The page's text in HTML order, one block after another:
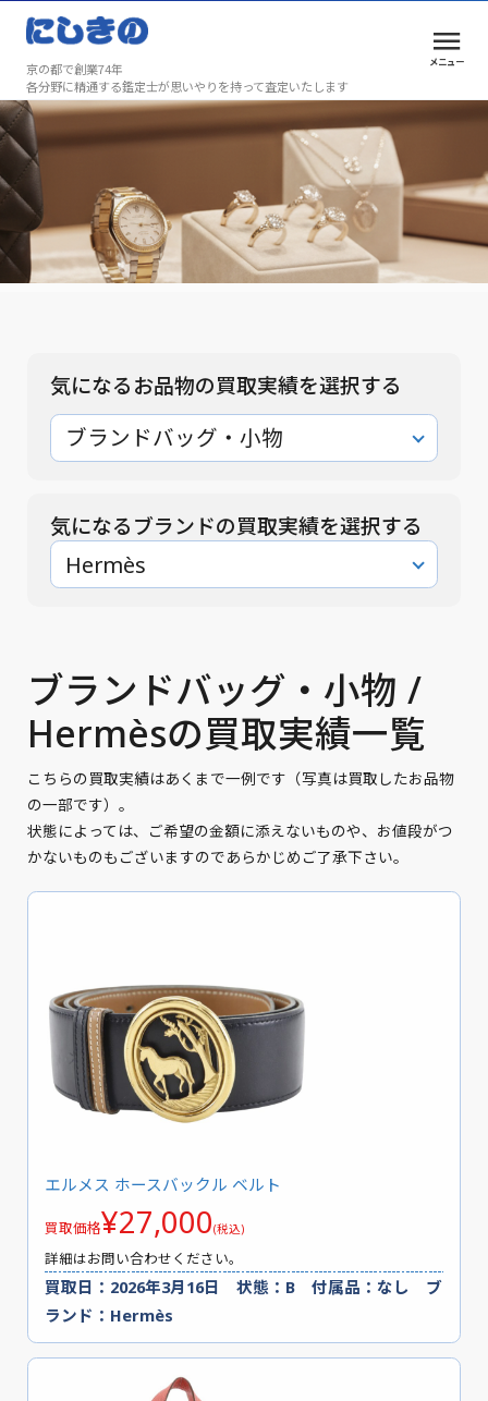
京の都で創業74年
各分野に精通する鑑定士が思いやりを持って査定いたします
メニュー
ブランドバッグ・小物の買取実績
績
気になるお品物の買取実績を選択する
ブランドバッグ・小物
気になるブランドの買取実績を選択する
Hermès
ブランドバッグ・小物 /
Hermèsの買取実績一覧
こちらの買取実績はあくまで一例です（写真は買取したお品物
の一部です）。
状態によっては、ご希望の金額に添えないものや、お値段がつ
かないものもございますのであらかじめご了承下さい。
エルメス ホースバックル ベルト
買取価格¥27,000(税込)
詳細はお問い合わせください。
買取日：2026年3月16日 状態：B 付属品：なし ブ
ランド：Hermès